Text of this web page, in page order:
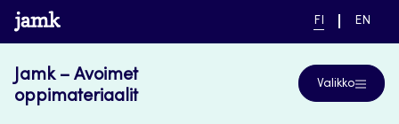
Siirry
suoraan
www.jamk.fi
NYKYINEN
FI
VAIHDA
EN
Jamk – Avoimet
oppimateriaalit
Valikko